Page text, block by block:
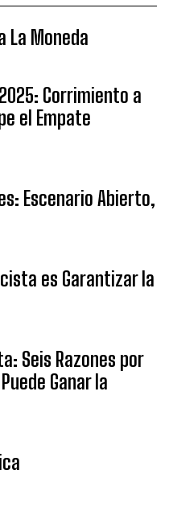
La Moneda
Corrimiento a
el Empate
Escenario Abierto,
es Garantizar la
Seis Razones por
Ganar la